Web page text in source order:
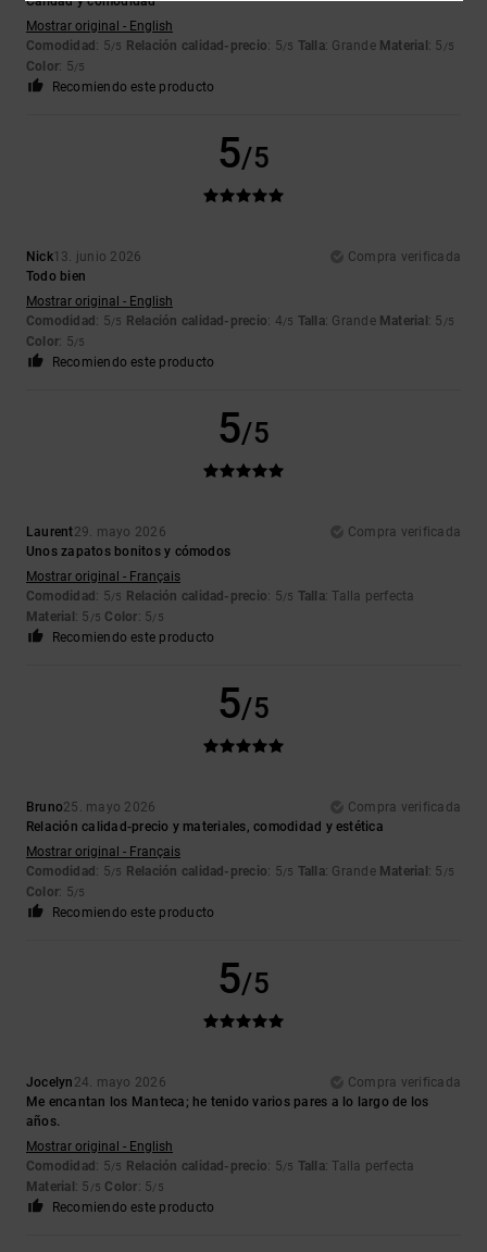
Mostrar original - English
Comodidad: 5/5 Relación calidad-precio: 5/5 Talla: Grande Material: 5 /5
Color: 5/5
Recomiendo este producto
5/5
Nick13. junio 2026
Compra verificada
Todo bien
Mostrar original - English
Comodidad: 5/5 Relación calidad-precio: 4/5 Talla: Grande Material: 5 /5
Color: 5/5
Recomiendo este producto
5/5
Laurent29. mayo 2026
Compra verificada
Unos zapatos bonitos y cómodos
Mostrar original - Français
Comodidad: 5/5 Relación calidad-precio: 5/5 Talla: Talla perfecta
Material: 5 /5 Color: 5/5
Recomiendo este producto
5/5
Bruno25. mayo 2026
Compra verificada
Relación calidad-precio y materiales, comodidad y estética
Mostrar original - Français
Comodidad: 5/5 Relación calidad-precio: 5/5 Talla: Grande Material: 5 /5
Color: 5/5
Recomiendo este producto
5/5
Jocelyn 24. mayo 2026
Compra verificada
Me encantan los Manteca; he tenido varios pares a lo largo de los
años.
Mostrar original - English
Comodidad: 5/5 Relación calidad-precio: 5/5 Talla: Talla perfecta
Material: 5 /5 Color: 5/5
Recomiendo este producto